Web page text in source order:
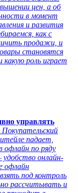
цен, а об
в момент
и развития
как с
продажи, и
становятся
роль играет
управлять
Покупательский
падает,
офлайн по ряду
удобство онлайн-
офлайн
под контроль
рассчитывать и